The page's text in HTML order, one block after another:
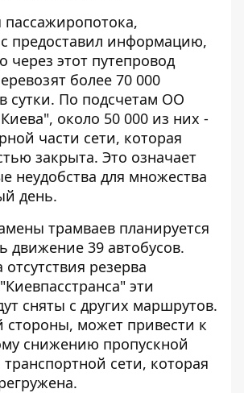
пассажиропотока,
предоставил информацию,
через этот путепровод
более 70 000
сутки. По подсчетам ОО
около 50 000 из них -
части сети, которая
закрыта. Это означает
неудобства для множества
день.
трамваев планируется
движение 39 автобусов.
резерва
эти
сняты с других маршрутов.
стороны, может привести к
снижению пропускной
сети, которая